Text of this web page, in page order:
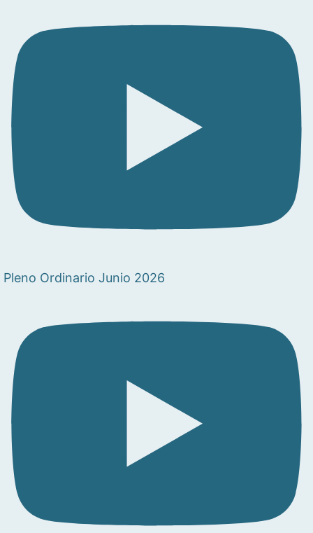
Pleno Ordinario Junio 2026